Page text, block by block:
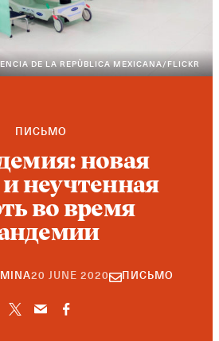
DE LA REPÙBLICA MEXICANA/FLICKR
ПИСЬМО
новая
неучтенная
во время
20 JUNE 202022
SEPTEMBER
ПИСЬМО